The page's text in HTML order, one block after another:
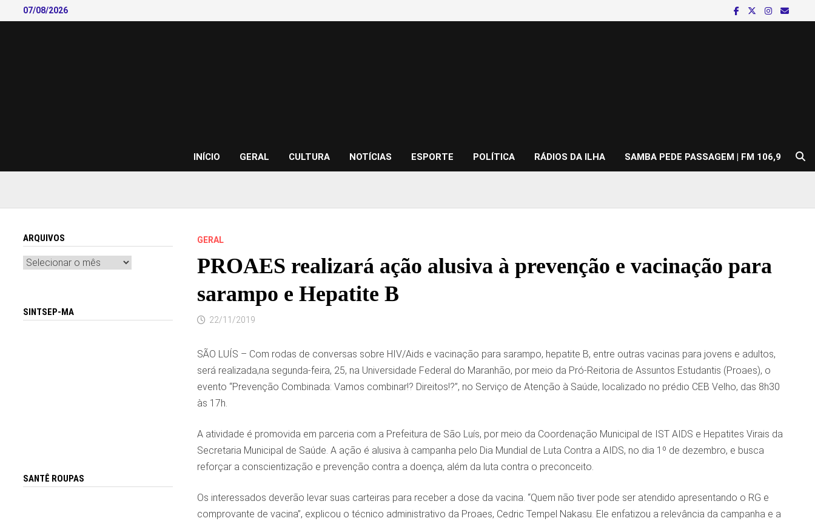
to
07/08/2026
INÍCIO GERAL CULTURA NOTÍCIAS ESPORTE POLÍTICA RÁDIOS DA ILHA SAMBA PEDE PASSAGEM | FM 106,9
GERAL
PROAES realizará ação alusiva à prevenção e vacinação para
sarampo e Hepatite B
22/11/2019
SÃO LUÍS – Com rodas de conversas sobre HIV/Aids e vacinação para sarampo, hepatite B, entre outras vacinas para jovens e adultos,
será realizada,na segunda-feira, 25, na Universidade Federal do Maranhão, por meio da Pró-Reitoria de Assuntos Estudantis (Proaes), o
evento “Prevenção Combinada: Vamos combinar!? Direitos!?”, no Serviço de Atenção à Saúde, localizado no prédio CEB Velho, das 8h30
às 17h.
A atividade é promovida em parceria com a Prefeitura de São Luís, por meio da Coordenação Municipal de IST AIDS e Hepatites Virais da
Secretaria Municipal de Saúde. A ação é alusiva à campanha pelo Dia Mundial de Luta Contra a AIDS, no dia 1º de dezembro, e busca
reforçar a conscientização e prevenção contra a doença, além da luta contra o preconceito.
Os interessados deverão levar suas carteiras para receber a dose da vacina. “Quem não tiver pode ser atendido apresentando o RG e
comprovante de vacina”, explicou o técnico administrativo da Proaes, Cedric Tempel Nakasu. Ele enfatizou a relevância da campanha e a
ARQUIVOS
Arquivos
SINTSEP-MA
SANTÊ ROUPAS